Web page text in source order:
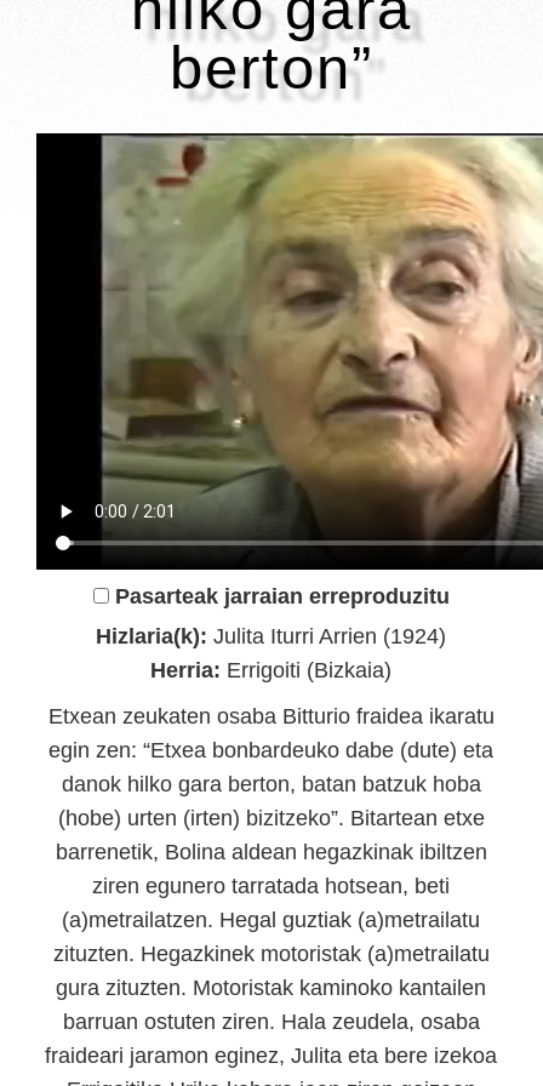
berton”
Pasarteak jarraian erreproduzitu
Hizlaria(k): Julita Iturri Arrien (1924)
Herria: Errigoiti (Bizkaia)
Etxean zeukaten osaba Bitturio fraidea ikaratu
egin zen: “Etxea bonbardeuko dabe (dute) eta
danok hilko gara berton, batan batzuk hoba
(hobe) urten (irten) bizitzeko”. Bitartean etxe
barrenetik, Bolina aldean hegazkinak ibiltzen
ziren egunero tarratada hotsean, beti
(a)metrailatzen. Hegal guztiak (a)metrailatu
zituzten. Hegazkinek motoristak (a)metrailatu
gura zituzten. Motoristak kaminoko kantailen
barruan ostuten ziren. Hala zeudela, osaba
fraideari jaramon eginez, Julita eta bere izekoa